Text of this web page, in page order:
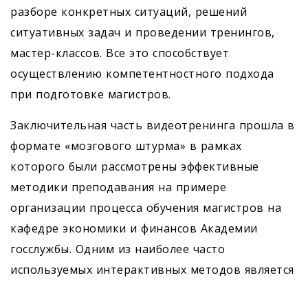
разборе конкретных ситуаций, решений
ситуативных задач и проведении тренингов,
мастер-классов. Все это способствует
осуществлению компетентностного подхода
при подготовке магистров.
Заключительная часть видеотренинга прошла в
формате «мозгового штурма» в рамках
которого были рассмотрены эффективные
методики преподавания на примере
организации процесса обучения магистров на
кафедре экономики и финансов Академии
госслужбы. Одним из наиболее часто
используемых интерактивных методов является